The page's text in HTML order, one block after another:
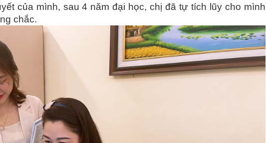
của mình, sau 4 năm đại học, chị đã tự tích lũy cho mình
chắc.